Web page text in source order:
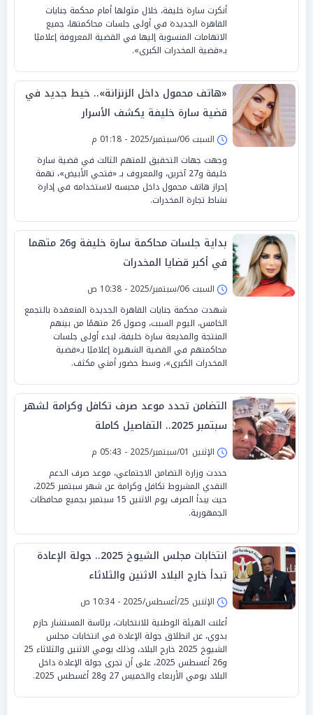
أنكرت سارة خليفة، خلال مثولها أمام محكمة جنايات
القاهرة الجديدة في أولى جلسات محاكمتها، جميع
الاتهامات المنسوبة إليها في القضية المعروفة إعلاميًا
بـ«قضية المخدرات الكبرى».
«هاتف محمول داخل الزنزانة».. خيط جديد في
قضية سارة خليفة يكشف الأسرار
السبت 06/سبتمبر/2025 - 01:18 م
وجهت جهات التحقيق للمتهم الثالث في قضية سارة
خليفة و27 آخرين، والمعروف بـ «فتحي الأبيض»، تهمة
إحراز هاتف محمول داخل محبسه لاستخدامه في إدارة
نشاط تجارة المخدرات.
بداية جلسات محاكمة سارة خليفة و26 متهما
في أكبر قضايا المخدرات
السبت 06/سبتمبر/2025 - 10:38 ص
شهدت محكمة جنايات القاهرة الجديدة المنعقدة بالتجمع
الخامس، اليوم السبت، وصول 26 متهمًا من بينهم
المنتجة والمذيعة سارة خليفة، لبدء أولى جلسات
محاكمتهم في القضية الشهيرة إعلاميًا بـ«قضية
المخدرات الكبرى»، وسط حضور أمني مكثف.
التضامن تحدد موعد صرف تكافل وكرامة لشهر
سبتمبر 2025.. التفاصيل كاملة
الإثنين 01/سبتمبر/2025 - 05:43 م
حددت وزارة التضامن الاجتماعي، موعد صرف الدعم
النقدي المشروط تكافل وكرامة عن شهر سبتمبر 2025،
حيث يبدأ الصرف يوم الاثنين 15 سبتمبر بجميع محافظات
الجمهورية.
انتخابات مجلس الشيوخ 2025.. جولة الإعادة
تبدأ خارج البلاد الاثنين والثلاثاء
الإثنين 25/أغسطس/2025 - 10:34 ص
أعلنت الهيئة الوطنية للانتخابات، برئاسة المستشار حازم
بدوي، عن انطلاق جولة الإعادة في انتخابات مجلس
الشيوخ 2025 خارج البلاد، وذلك يومي الاثنين والثلاثاء 25
و26 أغسطس 2025، على أن تجرى جولة الإعادة داخل
البلاد يومي الأربعاء والخميس 27 و28 أغسطس 2025.